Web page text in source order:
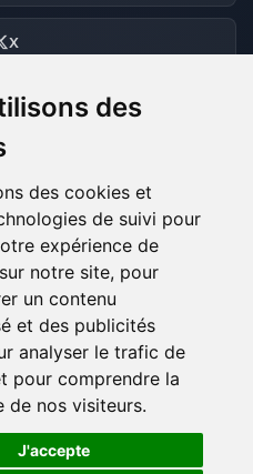
des
des cookies et
de suivi pour
expérience de
notre site, pour
un contenu
et des publicités
analyser le trafic de
pour comprendre la
de nos visiteurs.
J'accepte
X
ACCEPTÉS
🍪